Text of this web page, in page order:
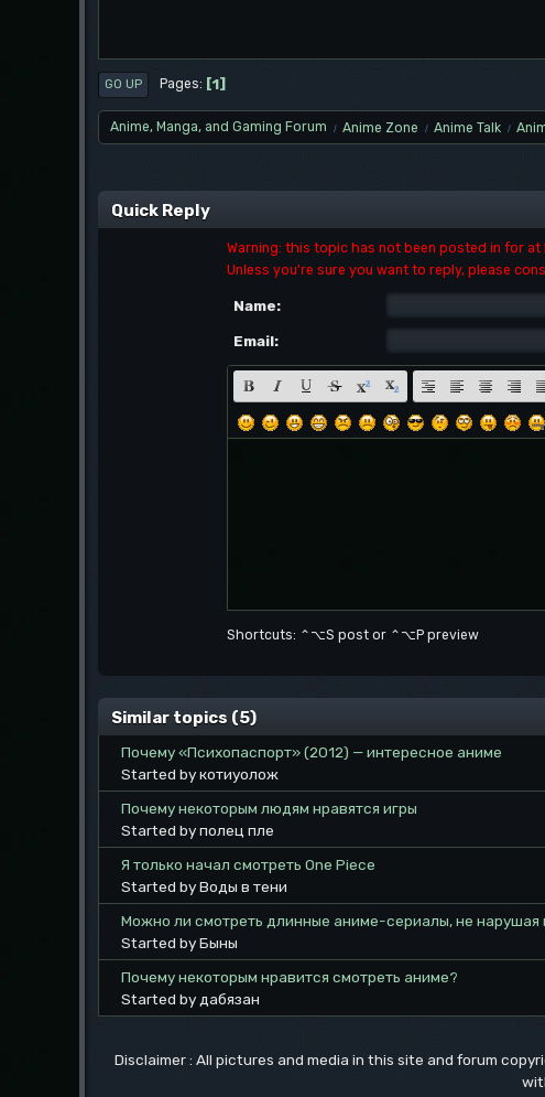
GO UP Pages 1
Anime, Manga, and Gaming Forum / Anime Zone / Anime Talk /
Quick Reply
Warning: this topic has not been posted in for at
Unless you're sure you want to reply, please
Name:
Email:
Shortcuts: ⌃⌥S post or ⌃⌥P preview
Similar topics (5)
Почему «Психопаспорт» (2012) — интересное аниме
Started by котиуолож
Почему некоторым людям нравятся игры
Started by полец пле
Я только начал смотреть One Piece
Started by Воды в тени
Можно ли смотреть длинные аниме-сериалы, не нарушая
Started by Быны
Почему некоторым нравится смотреть аниме?
Started by дабязан
Disclaimer : All pictures and media in this site and forum